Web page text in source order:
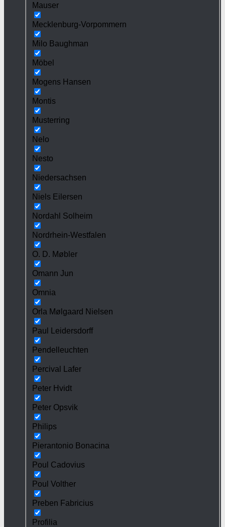
Mauser
Mecklenburg-Vorpommern
Milo Baughman
Möbel
Mogens Hansen
Montis
Musterring
Nelo
Nesto
Niedersachsen
Niels Eilersen
Nordahl Solheim
Nordrhein-Westfalen
O. D. Møbler
Omann Jun
Omnia
Orla Mølgaard Nielsen
Paul Leidersdorff
Pendelleuchten
Percival Lafer
Peter Hvidt
Peter Opsvik
Philips
Pierantonio Bonacina
Poul Cadovius
Poul Volther
Preben Fabricius
Profilia